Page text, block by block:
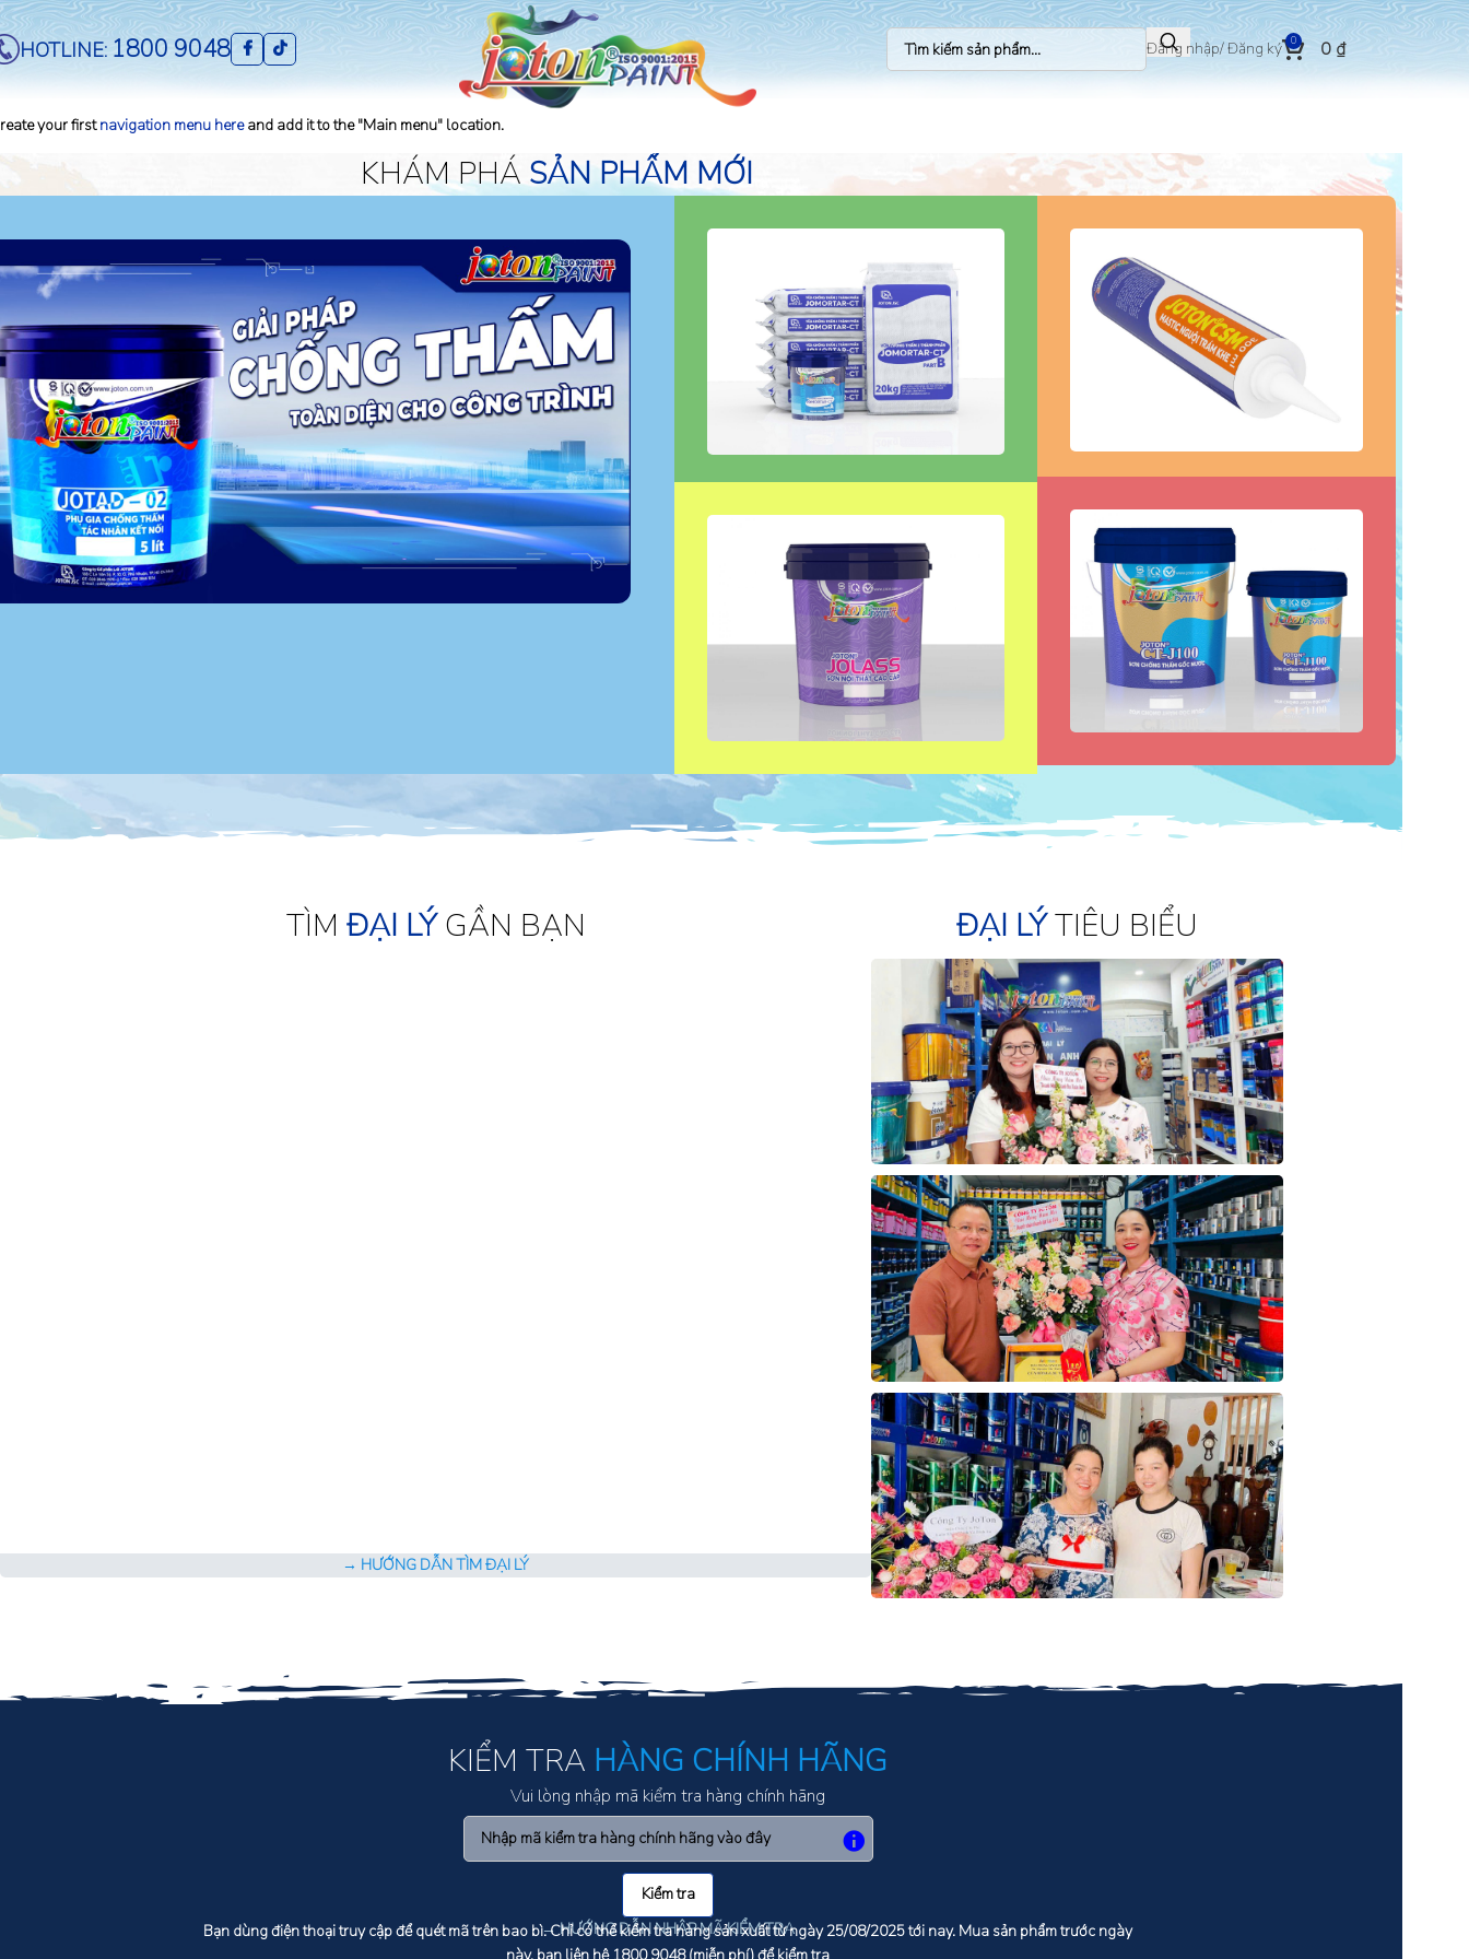
HOTLINE: 1800 9048 Đăng nhập/ Đăng ký 0 0 ₫
your firstnavigation menu hereand add it to the "Main menu" location.
KHÁM PHÁSẢN PHẨM MỚI
TÌM ĐẠI LÝGẦN BẠN
→ HƯỚNG DẪN TÌM ĐẠI LÝ
ĐẠI LÝTIÊU BIỂU
KIỂM TRA HÀNG CHÍNH HÃNG
Vui lòng nhập mã kiểm tra hàng chính hãng
Kiểm tra
→ HƯỚNG DẪN NHẬP MÃ KIỂM TRA
Bạn dùng điện thoại truy cập để quét mã trên bao bì. Chỉ có thể kiểm tra hàng sản xuất từ ngày 25/08/2025 tới nay. Mua sản phẩm trước ngày
này, bạn liên hệ 1800 9048(miễn phí) để kiểm tra